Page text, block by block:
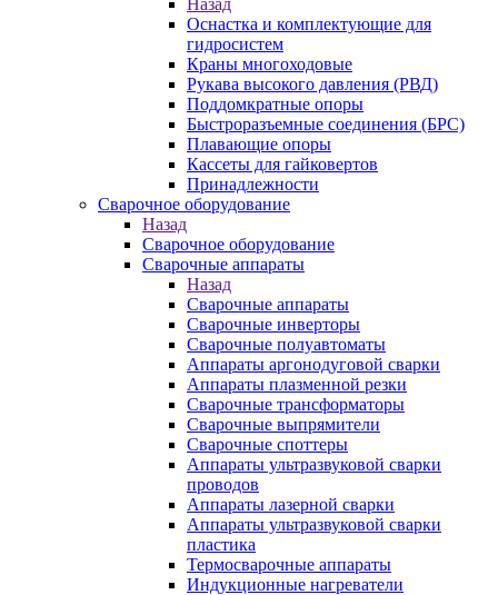
Назад
Оснастка и комплектующие для
гидросистем
Краны многоходовые
Рукава высокого давления (РВД)
Поддомкратные опоры
Быстроразъемные соединения (БРС)
Плавающие опоры
Кассеты для гайковертов
Принадлежности
Сварочное оборудование
Назад
Сварочное оборудование
Сварочные аппараты
Назад
Сварочные аппараты
Сварочные инверторы
Сварочные полуавтоматы
Аппараты аргонодуговой сварки
Аппараты плазменной резки
Сварочные трансформаторы
Сварочные выпрямители
Сварочные споттеры
Аппараты ультразвуковой сварки
проводов
Аппараты лазерной сварки
Аппараты ультразвуковой сварки
пластика
Термосварочные аппараты
Индукционные нагреватели